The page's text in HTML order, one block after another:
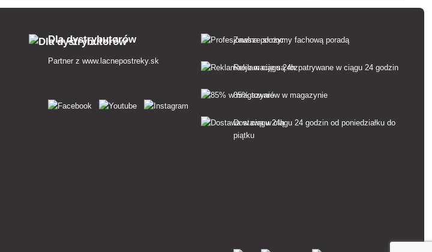
chemikaliów.
Dla dystrybutorów
Partner zwww.lacnepostreky.sk
Zawsze służymy fachową poradą
Reklamacje są rozpatrywane w ciągu 24 godzin
85% towarów w magazynie
Dostawa w ciągu 24 godzin od poniedziałku do
piątku